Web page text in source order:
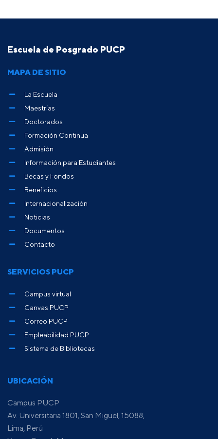
Escuela de Posgrado PUCP
UBICACIÓN
Campus PUCP
Av. Universitaria 1801, San Miguel, 15088,
Lima, Perú
MAPA DE SITIO
La Escuela
Maestrías
Doctorados
Formación Continua
Admisión
Información para Estudiantes
Becas y Fondos
Beneficios
Internacionalización
Noticias
Documentos
Contacto
SERVICIOS PUCP
Campus virtual
Canvas PUCP
Correo PUCP
Empleabilidad PUCP
Sistema de Bibliotecas